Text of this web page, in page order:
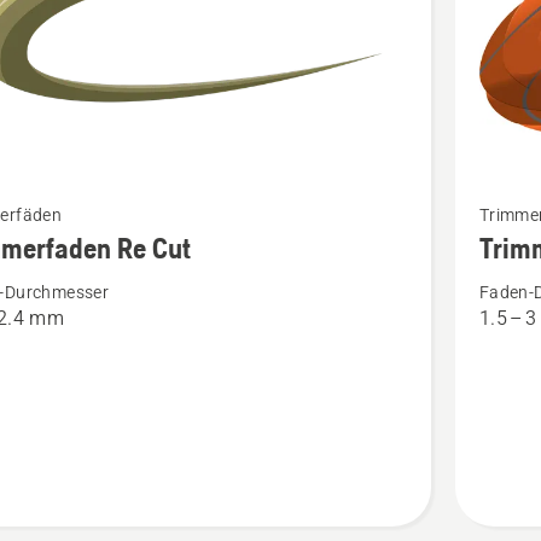
Re Cut
Durchmesser
mm
Details
Faden-
1.5 –